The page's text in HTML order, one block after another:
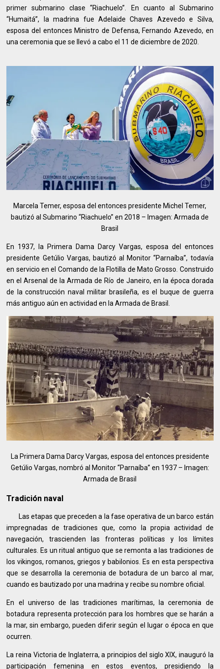
primer submarino clase “Riachuelo”. En cuanto al Submarino
“Humaitá”, la madrina fue Adelaide Chaves Azevedo e Silva,
esposa del entonces Ministro de Defensa, Fernando Azevedo, en
una ceremonia que se llevó a cabo el 11 de diciembre de 2020.
Marcela Temer, esposa del entonces presidente Michel Temer,
bautizó al Submarino “Riachuelo” en 2018 – Imagen: Armada de
Brasil
En 1937, la Primera Dama Darcy Vargas, esposa del entonces
presidente Getúlio Vargas, bautizó al Monitor “Parnaíba”, todavía
en servicio en el Comando de la Flotilla de Mato Grosso. Construido
en el Arsenal de la Armada de Río de Janeiro, en la época dorada
de la construcción naval militar brasileña, es el buque de guerra
más antiguo aún en actividad en la Armada de Brasil.
La Primera Dama Darcy Vargas, esposa del entonces presidente
Getúlio Vargas, nombró al Monitor “Parnaíba” en 1937 – Imagen:
Armada de Brasil
Tradición naval
Las etapas que preceden a la fase operativa de un barco están
impregnadas de tradiciones que, como la propia actividad de
navegación, trascienden las fronteras políticas y los límites
culturales. Es un ritual antiguo que se remonta a las tradiciones de
los vikingos, romanos, griegos y babilonios. Es en esta perspectiva
que se desarrolla la ceremonia de botadura de un barco al mar,
cuando es bautizado por una madrina y recibe su nombre oficial.
En el universo de las tradiciones marítimas, la ceremonia de
botadura representa protección para los hombres que se harán a
la mar, sin embargo, pueden diferir según el lugar o época en que
ocurren.
La reina Victoria de Inglaterra, a principios del siglo XIX, inauguró la
participación femenina en estos eventos, presidiendo la